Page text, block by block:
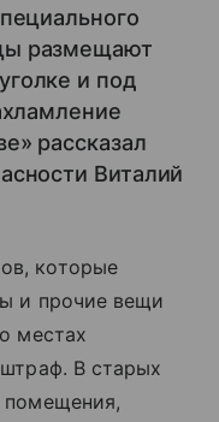
размещают
и под
рассказал
Виталий
которые
и прочие вещи
местах
В старых
помещения,